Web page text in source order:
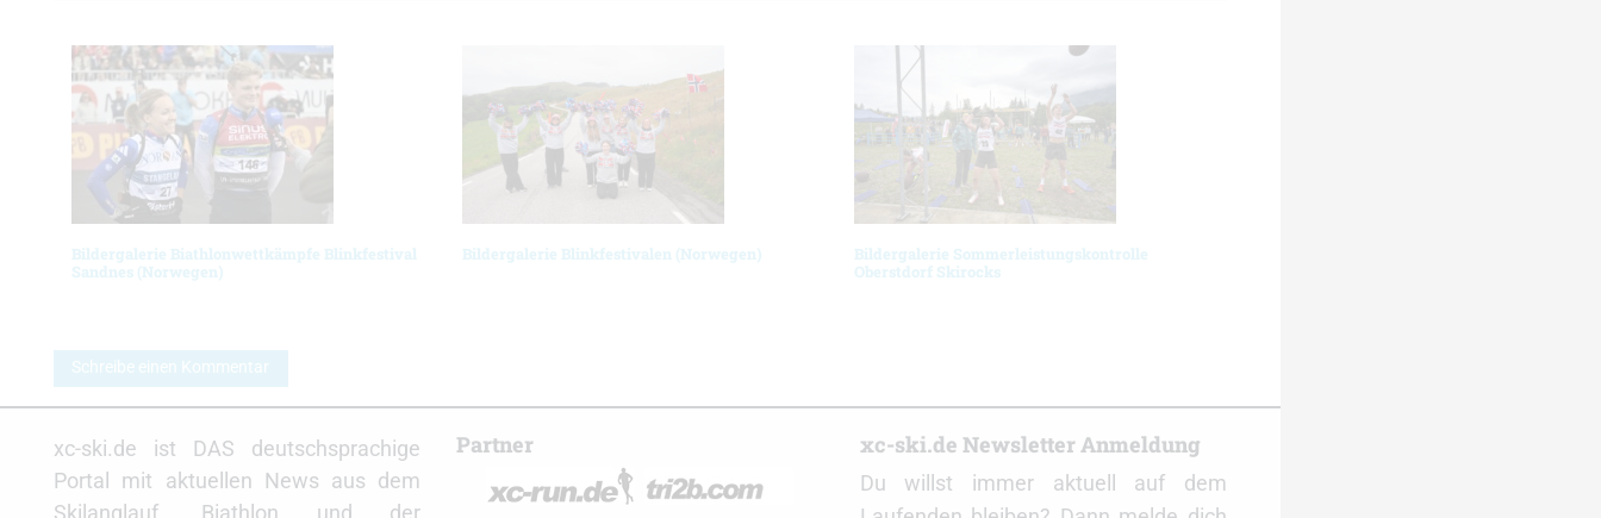
Bildergalerie Biathlonwettkämpfe Blinkfestival
Sandnes (Norwegen)
Bildergalerie Blinkfestivalen (Norwegen)
Bildergalerie Sommerleistungskontrolle
Oberstdorf Skirocks
Schreibe einen Kommentar
xc-ski.de ist DAS deutschsprachige
Portal mit aktuellen News aus dem
Skilanglauf, Biathlon und der
Partner xc-ski.de Newsletter Anmeldung
Du willst immer aktuell auf dem